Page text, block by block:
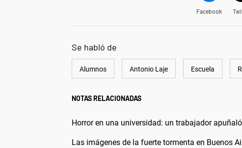
Facebook
Se habló de
Alumnos Antonio Laje Escuela
NOTAS RELACIONADAS
Horror en una universidad: un trabajador
Las imágenes de la fuerte tormenta en Buenos